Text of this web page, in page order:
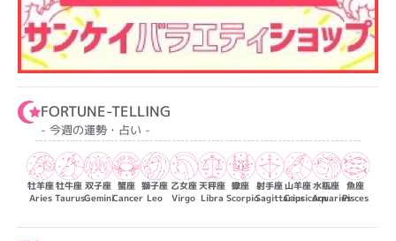
FORTUNE-TELLING
- 今週の運勢・占い -
牡羊座
Aries
牡牛座
Taurus
双子座
Gemini
蟹座
Cancer
獅子座
Leo
乙女座
Virgo
天秤座
Libra
蠍座
Scorpio
射手座
Sagittarius
山羊座
Capricorn
水瓶座
Aquarius
魚座
Pisces